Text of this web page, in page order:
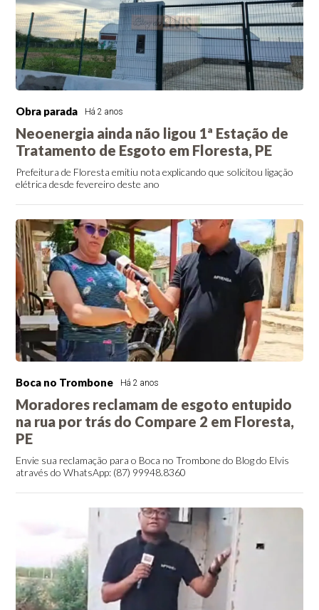
Obra parada Há 2 anos
Neoenergia ainda não ligou 1ª Estação de
Tratamento de Esgoto em Floresta, PE
Prefeitura de Floresta emitiu nota explicando que solicitou ligação
elétrica desde fevereiro deste ano
Boca no Trombone Há 2 anos
Moradores reclamam de esgoto entupido
na rua por trás do Compare 2 em Floresta,
PE
Envie sua reclamação para o Boca no Trombone do Blog do Elvis
através do WhatsApp: (87) 99948.8360